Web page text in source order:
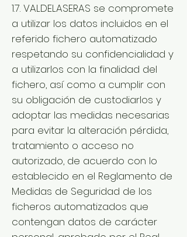
1.7. VALDELASERAS se compromete
a utilizar los datos incluidos en el
referido fichero automatizado
respetando su confidencialidad y
a utilizarlos con la finalidad del
fichero, así como a cumplir con
su obligación de custodiarlos y
adoptar las medidas necesarias
para evitar la alteración pérdida,
tratamiento o acceso no
autorizado, de acuerdo con lo
establecido en el Reglamento de
Medidas de Seguridad de los
ficheros automatizados que
contengan datos de carácter